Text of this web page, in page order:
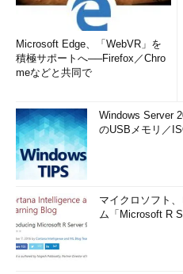
Microsoft Edge、「WebVR」を
積極サポートへ──Firefox／Chro
meなどと共同で
Windows Server
のUSBメモリ／
マイクロソフト
ム「Microsoft R